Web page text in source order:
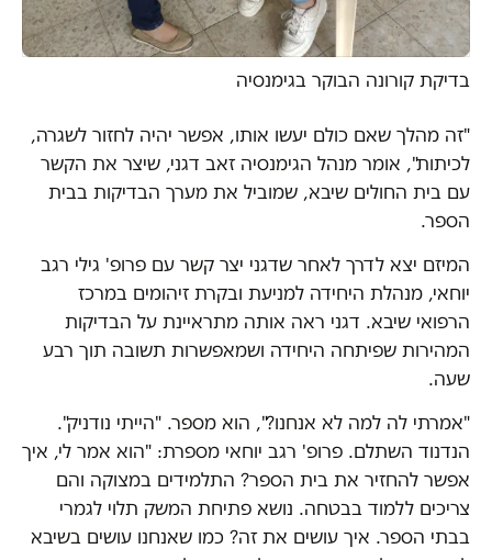
בדיקת קורונה הבוקר בגימנסיה
"זה מהלך שאם כולם יעשו אותו, אפשר יהיה לחזור לשגרה,
לכיתות", אומר מנהל הגימנסיה זאב דגני, שיצר את הקשר
עם בית החולים שיבא, שמוביל את מערך הבדיקות בבית
הספר.
המיזם יצא לדרך לאחר שדגני יצר קשר עם פרופ' גילי רגב
יוחאי, מנהלת היחידה למניעת ובקרת זיהומים במרכז
הרפואי שיבא. דגני ראה אותה מתראיינת על הבדיקות
המהירות שפיתחה היחידה ושמאפשרות תשובה תוך רבע
שעה.
"אמרתי לה למה לא אנחנו?", הוא מספר. "הייתי נודניק".
הנדנוד השתלם. פרופ' רגב יוחאי מספרת: "הוא אמר לי, איך
אפשר להחזיר את בית הספר? התלמידים במצוקה והם
צריכים ללמוד בבטחה. נושא פתיחת המשק תלוי לגמרי
בבתי הספר. איך עושים את זה? כמו שאנחנו עושים בשיבא